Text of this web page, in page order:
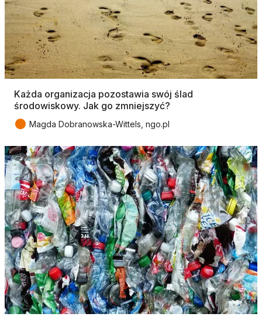
Każda organizacja pozostawia swój ślad
środowiskowy. Jak go zmniejszyć?
● Magda Dobranowska-Wittels, ngo.pl